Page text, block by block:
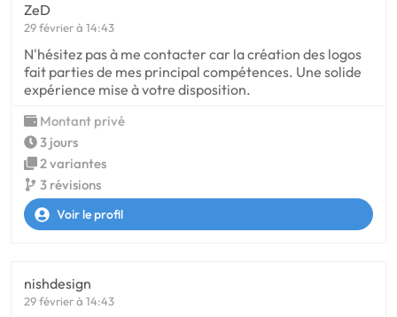
ZeD
29 février à 14:43
N'hésitez pas à me contacter car la création des logos
fait parties de mes principal compétences. Une solide
expérience mise à votre disposition.
Montant privé
3 jours
2 variantes
3 révisions
Voir le profil
nishdesign
29 février à 14:43